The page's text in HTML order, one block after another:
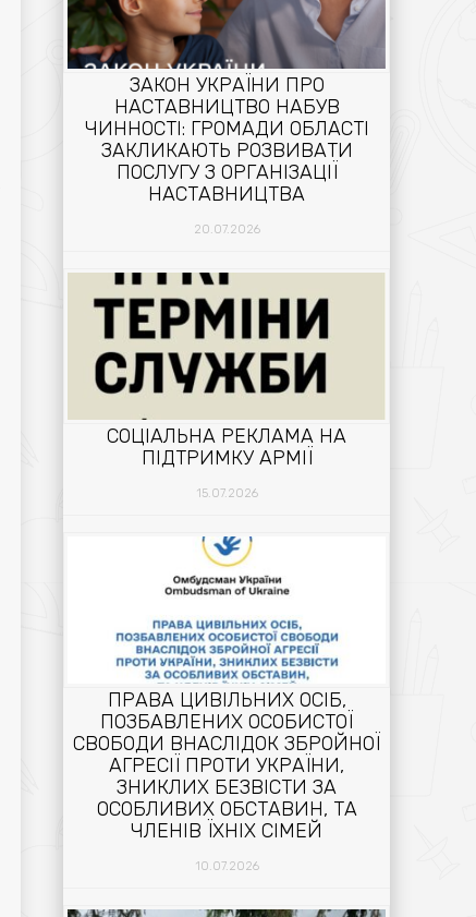
ЗАКОН УКРАЇНИ ПРО
НАСТАВНИЦТВО НАБУВ
ЧИННОСТІ: ГРОМАДИ ОБЛАСТІ
ЗАКЛИКАЮТЬ РОЗВИВАТИ
ПОСЛУГУ З ОРГАНІЗАЦІЇ
НАСТАВНИЦТВА
20.07.2026
СОЦІАЛЬНА РЕКЛАМА НА
ПІДТРИМКУ АРМІЇ
15.07.2026
ПРАВА ЦИВІЛЬНИХ ОСІБ,
ПОЗБАВЛЕНИХ ОСОБИСТОЇ
СВОБОДИ ВНАСЛІДОК ЗБРОЙНОЇ
АГРЕСІЇ ПРОТИ УКРАЇНИ,
ЗНИКЛИХ БЕЗВІСТИ ЗА
ОСОБЛИВИХ ОБСТАВИН, ТА
ЧЛЕНІВ ЇХНІХ СІМЕЙ
10.07.2026